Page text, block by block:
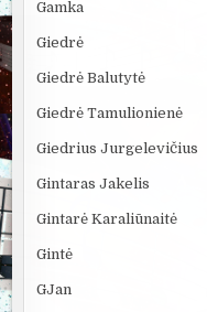
Gamka
Giedrė
Giedrė Balutytė
Giedrė Tamulionienė
Giedrius Jurgelevičius
Gintaras Jakelis
Gintarė Karaliūnaitė
Gintė
GJan